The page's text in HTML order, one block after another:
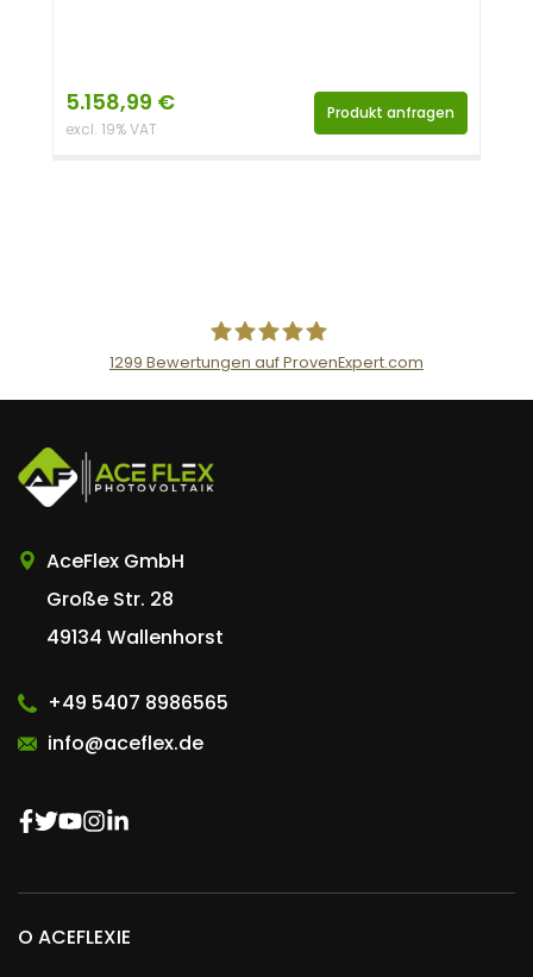
5.158,99 €
excl. 19% VAT
Produkt anfragen
AceFlex GmbH
1299 Bewertungen auf ProvenExpert.com
AceFlex GmbH
Große Str. 28
49134 Wallenhorst
+49 5407 8986565
info@aceflex.de
O ACEFLEXIE